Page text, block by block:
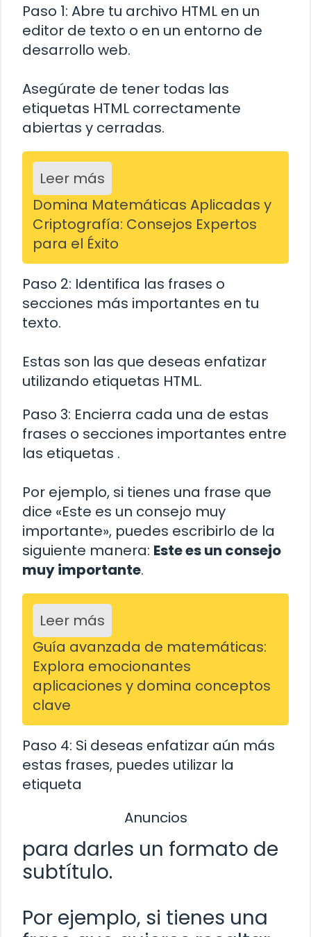
Paso 1: Abre tu archivo HTML en un
editor de texto o en un entorno de
desarrollo web.
Asegúrate de tener todas las
etiquetas HTML correctamente
abiertas y cerradas.
Leer más
Domina Matemáticas Aplicadas y
Criptografía: Consejos Expertos
para el Éxito
Paso 2: Identifica las frases o
secciones más importantes en tu
texto.
Estas son las que deseas enfatizar
utilizando etiquetas HTML.
Paso 3: Encierra cada una de estas
frases o secciones importantes entre
las etiquetas .
Por ejemplo, si tienes una frase que
dice «Este es un consejo muy
importante», puedes escribirlo de la
siguiente manera: Este es un consejo
muy importante.
Leer más
Guía avanzada de matemáticas:
Explora emocionantes
aplicaciones y domina conceptos
clave
Paso 4: Si deseas enfatizar aún más
estas frases, puedes utilizar la
etiqueta
Anuncios
para darles un formato de
subtítulo.
Por ejemplo, si tienes una